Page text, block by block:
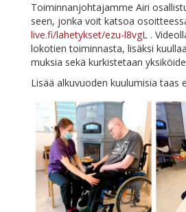
Toi­min­nan­joh­ta­jam­me Ai­ri
seen, jon­ka voit kat­soa
live.fi/lahetykset/ezu-l8vgL .
lo­ko­tien toi­min­nas­ta, li­säk­si
muk­sia se­kä kur­kis­te­taan
Li­sää al­ku­vuo­den kuu­lu­mi­sia taas